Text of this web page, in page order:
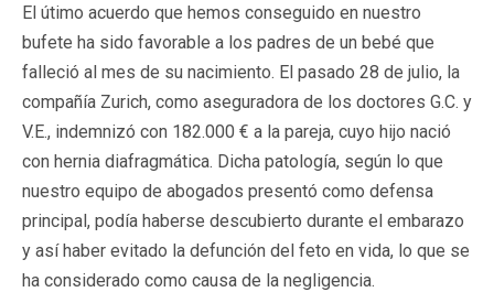
El útimo acuerdo que hemos conseguido en nuestro
bufete ha sido favorable a los padres de un bebé que
falleció al mes de su nacimiento. El pasado 28 de julio, la
compañía Zurich, como aseguradora de los doctores G.C. y
V.E., indemnizó con 182.000 € a la pareja, cuyo hijo nació
con hernia diafragmática. Dicha patología, según lo que
nuestro equipo de abogados presentó como defensa
principal, podía haberse descubierto durante el embarazo
y así haber evitado la defunción del feto en vida, lo que se
ha considerado como causa de la negligencia.